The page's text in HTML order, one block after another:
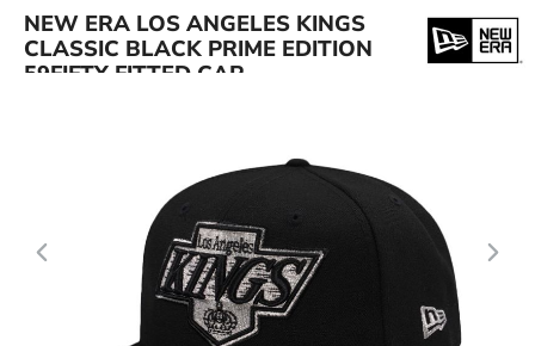
NEW ERA LOS ANGELES KINGS
CLASSIC BLACK PRIME EDITION
59FIFTY FITTED CAP
Bildergalerie überspringen